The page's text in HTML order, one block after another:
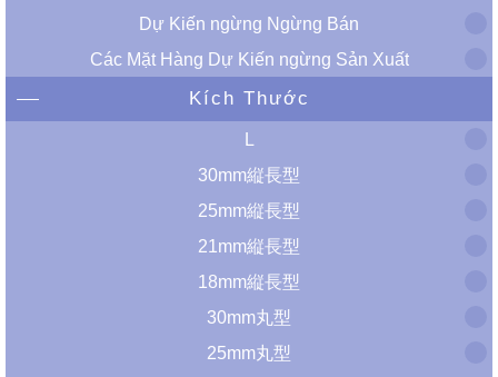
Dự Kiến ​​ngừng Ngừng Bán
Các Mặt Hàng Dự Kiến ​​ngừng Sản Xuất
Kích Thước
30mm縦長型
25mm縦長型
21mm縦長型
18mm縦長型
30mm丸型
25mm丸型